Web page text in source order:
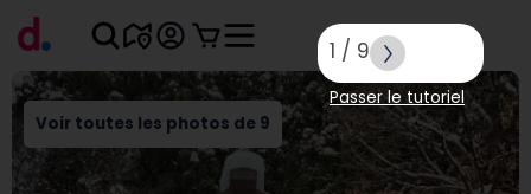
Voir toutes les photos de 9
1 / 9
Passer le tutoriel